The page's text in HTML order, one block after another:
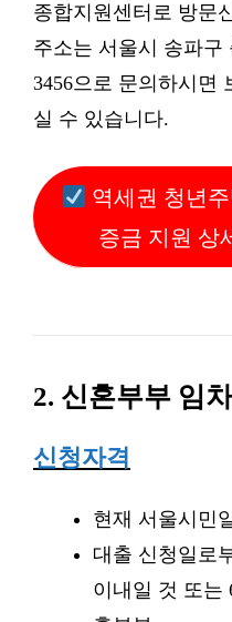
종합지원센터로 방문
주소는 서울시 송파구
3456으로 문의하시면
실 수 있습니다.
역세권 청년
증금 지원 상
2. 신혼부부 임
신청자격
현재 서울시민
대출 신청일로
이내일 것 또는